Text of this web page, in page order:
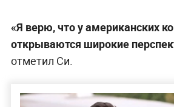
«Я верю, что у американских
открываются широкие
отметил Си.